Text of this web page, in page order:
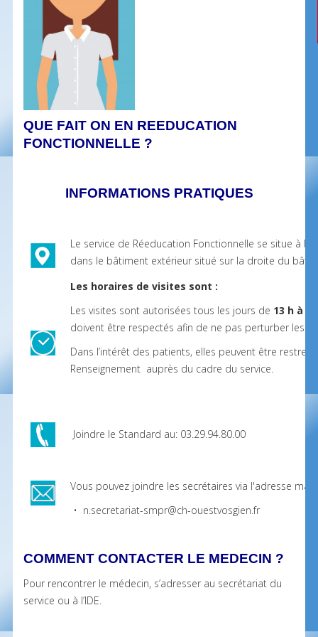
QUE FAIT ON EN REEDUCATION
FONCTIONNELLE ?
INFORMATIONS PRATIQUES
Le service de Réeducation Fonctionnelle se situe à
dans le bâtiment extérieur situé sur la droite du
Les horaires de visites sont :
Les visites sont autorisées tous les jours de 13 h à
doivent être respectés afin de ne pas perturber les
Dans l’intérêt des patients, elles peuvent être
Renseignement auprès du cadre du service.
Joindre le Standard au: 03.29.94.80.00
Vous pouvez joindre les secrétaires via l'adresse mail
• n.secretariat-smpr@ch-ouestvosgien.fr
COMMENT CONTACTER LE MEDECIN ?
Pour rencontrer le médecin, s’adresser au secrétariat du
service ou à l’IDE.